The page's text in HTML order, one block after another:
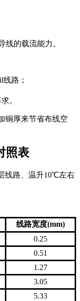
线的载流能力。
路；
。
铜厚来节省布线空
照表
线路、温升10℃左右
线路宽度(mm)
0.25
0.51
1.27
3.05
5.33